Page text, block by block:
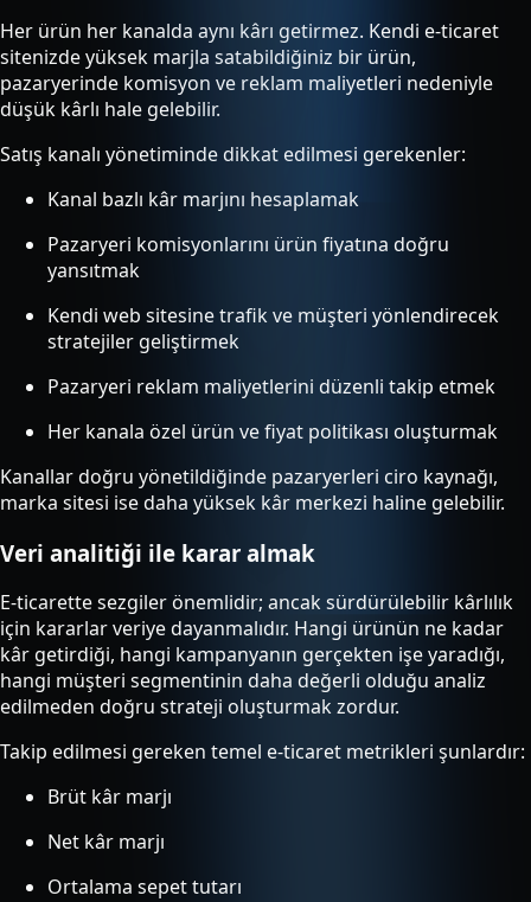
Her ürün her kanalda aynı kârı getirmez. Kendi e-ticaret
sitenizde yüksek marjla satabildiğiniz bir ürün,
pazaryerinde komisyon ve reklam maliyetleri nedeniyle
düşük kârlı hale gelebilir.
Satış kanalı yönetiminde dikkat edilmesi gerekenler:
Kanal bazlı kâr marjını hesaplamak
Pazaryeri komisyonlarını ürün fiyatına doğru
yansıtmak
Kendi web sitesine trafik ve müşteri yönlendirecek
stratejiler geliştirmek
Pazaryeri reklam maliyetlerini düzenli takip etmek
Her kanala özel ürün ve fiyat politikası oluşturmak
Kanallar doğru yönetildiğinde pazaryerleri ciro kaynağı,
marka sitesi ise daha yüksek kâr merkezi haline gelebilir.
Veri analitiği ile karar almak
E-ticarette sezgiler önemlidir; ancak sürdürülebilir kârlılık
için kararlar veriye dayanmalıdır. Hangi ürünün ne kadar
kâr getirdiği, hangi kampanyanın gerçekten işe yaradığı,
hangi müşteri segmentinin daha değerli olduğu analiz
edilmeden doğru strateji oluşturmak zordur.
Takip edilmesi gereken temel e-ticaret metrikleri şunlardır:
Brüt kâr marjı
Net kâr marjı
Ortalama sepet tutarı